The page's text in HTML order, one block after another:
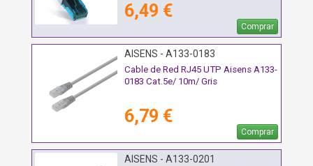
6,49 €
Comprar
AISENS - A133-0183
Cable de Red RJ45 UTP Aisens A133-
0183 Cat.5e/ 10m/ Gris
6,79 €
Comprar
AISENS - A133-0201